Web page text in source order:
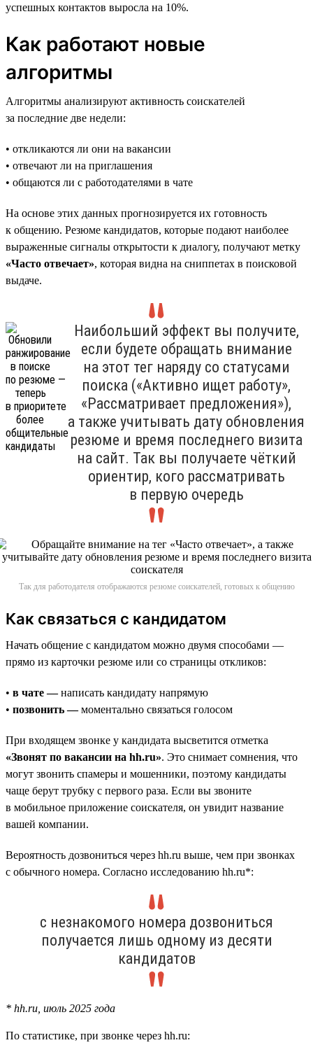
успешных контактов выросла на 10%.
Как работают новые
алгоритмы
Алгоритмы анализируют активность соискателей
за последние две недели:
• откликаются ли они на вакансии
• отвечают ли на приглашения
• общаются ли с работодателями в чате
На основе этих данных прогнозируется их готовность
к общению. Резюме кандидатов, которые подают наиболее
выраженные сигналы открытости к диалогу, получают метку
«Часто отвечает», которая видна на сниппетах в поисковой
выдаче.
Наибольший эффект вы получите,
если будете обращать внимание
на этот тег наряду со статусами
поиска («Активно ищет работу»,
«Рассматривает предложения»),
а также учитывать дату обновления
резюме и время последнего визита
на сайт. Так вы получаете чёткий
ориентир, кого рассматривать
в первую очередь
Так для работодателя отображаются резюме соискателей, готовых к общению
Как связаться с кандидатом
Начать общение с кандидатом можно двумя способами —
прямо из карточки резюме или со страницы откликов:
• в чате —написать кандидату напрямую
• позвонить —моментально связаться голосом
При входящем звонке у кандидата высветится отметка
«Звонят по вакансии на hh.ru». Это снимает сомнения, что
могут звонить спамеры и мошенники, поэтому кандидаты
чаще берут трубку с первого раза. Если вы звоните
в мобильное приложение соискателя, он увидит название
вашей компании.
Вероятность дозвониться через hh.ru выше, чем при звонках
с обычного номера. Согласно исследованию hh.ru*:
с незнакомого номера дозвониться
получается лишь одному из десяти
кандидатов
* hh.ru, июль 2025 года
По статистике, при звонке через hh.ru: